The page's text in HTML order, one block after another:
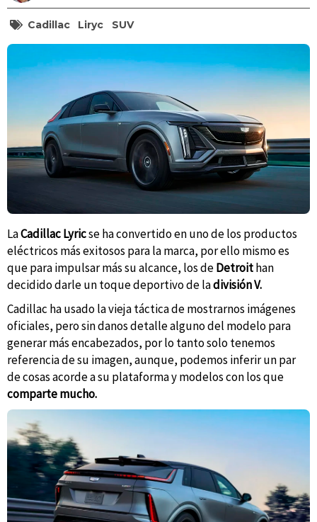
Cadillac Liryc SUV
LaCadillac Lyricse ha convertido en uno de los productos
eléctricos más exitosos para la marca, por ello mismo es
que para impulsar más su alcance, los deDetroithan
decidido darle un toque deportivo de ladivisión V.
Cadillac ha usado la vieja táctica de mostrarnos imágenes
oficiales, pero sin danos detalle alguno del modelo para
generar más encabezados, por lo tanto solo tenemos
referencia de su imagen, aunque, podemos inferir un par
de cosas acorde a su plataforma y modelos con los que
comparte mucho.